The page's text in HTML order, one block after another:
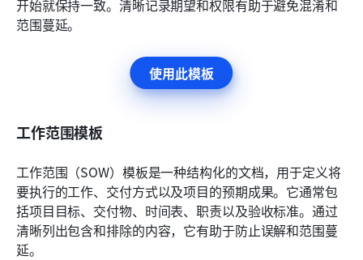
开始就保持一致。清晰记录期望和权限有助于避免混淆和
范围蔓延。
使用此模板
工作范围模板
工作范围（SOW）模板是一种结构化的文档，用于定义将
要执行的工作、交付方式以及项目的预期成果。它通常包
括项目目标、交付物、时间表、职责以及验收标准。通过
清晰列出包含和排除的内容，它有助于防止误解和范围蔓
延。